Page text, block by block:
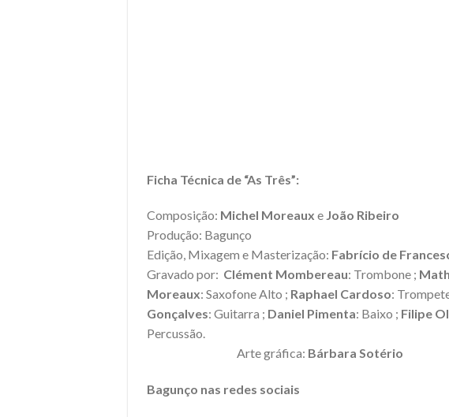
Ficha Técnica de “As Três”:
Composição: Michel Moreaux e João Ribeiro
Produção: Bagunço
Edição, Mixagem e Masterização: Fabrício de
Gravado por: Clément Mombereau: Trombone ;
Moreaux: Saxofone Alto ; Raphael Cardoso:
Gonçalves: Guitarra ; Daniel Pimenta: Baixo ; Filipe
Arte gráfica: Bárbara Sotério
Bagunço nas redes sociais